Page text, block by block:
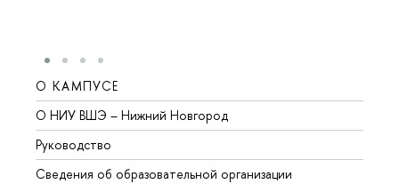
О КАМПУСЕ
О НИУ ВШЭ – Нижний Новгород
Руководство
Сведения об образовательной организации